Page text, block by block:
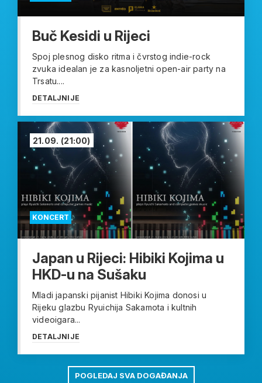
Buč Kesidi u Rijeci
Spoj plesnog disko ritma i čvrstog indie-rock
zvuka idealan je za kasnoljetni open-air party na
Trsatu....
DETALJNIJE
KONCERT
21.09. (21:00)
Japan u Rijeci: Hibiki Kojima u
HKD-u na Sušaku
Mladi japanski pijanist Hibiki Kojima donosi u
Rijeku glazbu Ryuichija Sakamota i kultnih
videoigara...
DETALJNIJE
POGLEDAJ SVA DOGAĐANJA